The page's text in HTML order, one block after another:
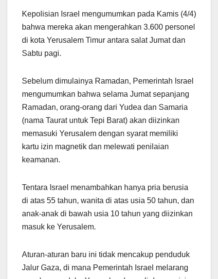
Kepolisian Israel mengumumkan pada Kamis (4/4)
bahwa mereka akan mengerahkan 3.600 personel
di kota Yerusalem Timur antara salat Jumat dan
Sabtu pagi.
Sebelum dimulainya Ramadan, Pemerintah Israel
mengumumkan bahwa selama Jumat sepanjang
Ramadan, orang-orang dari Yudea dan Samaria
(nama Taurat untuk Tepi Barat) akan diizinkan
memasuki Yerusalem dengan syarat memiliki
kartu izin magnetik dan melewati penilaian
keamanan.
Tentara Israel menambahkan hanya pria berusia
di atas 55 tahun, wanita di atas usia 50 tahun, dan
anak-anak di bawah usia 10 tahun yang diizinkan
masuk ke Yerusalem.
Aturan-aturan baru ini tidak mencakup penduduk
Jalur Gaza, di mana Pemerintah Israel melarang